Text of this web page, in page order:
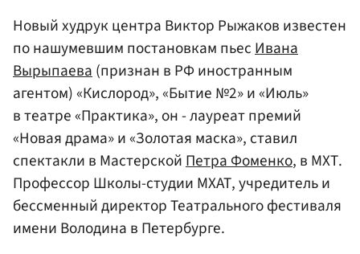
Новый худрук центра Виктор Рыжаков известен
по нашумевшим постановкам пьесИвана
Вырыпаева(признан в РФ иностранным
агентом) «Кислород», «Бытие №2» и «Июль»
в театре «Практика», он - лауреат премий
«Новая драма» и «Золотая маска», ставил
спектакли в МастерскойПетра Фоменко, в МХТ.
Профессор Школы-студии МХАТ, учредитель и
бессменный директор Театрального фестиваля
имени Володина в Петербурге.